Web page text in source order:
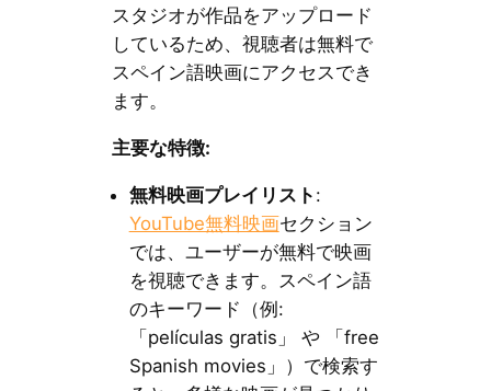
スタジオが作品をアップロード
しているため、視聴者は無料で
スペイン語映画にアクセスでき
ます。
主要な特徴:
無料映画プレイリスト :
YouTube無料映画セクション
では、ユーザーが無料で映画
を視聴できます。スペイン語
のキーワード（例:
「películas gratis」 や 「free
Spanish movies」）で検索す